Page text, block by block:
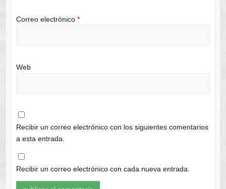
Correo electrónico *
Web
Recibir un correo electrónico con los siguientes comentarios
a esta entrada.
Recibir un correo electrónico con cada nueva entrada.